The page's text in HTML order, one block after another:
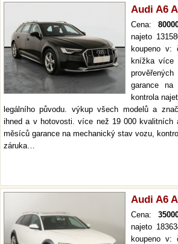
Audi A6
Cena:
najeto
koupeno v:
knížka více
garance na
kontrola
legálního původu. výkup všech modelů a
ihned a v hotovosti. více než 19 000 kvalitních
měsíců garance na mechanický stav vozu,
záruka…
Audi A6
Cena:
najeto
koupeno v: